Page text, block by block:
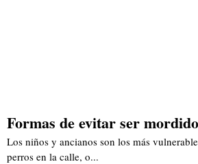
Formas de evitar ser
Los niños y ancianos son los más
perros en la calle, o...